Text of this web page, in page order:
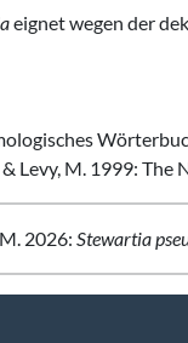
eignet wegen der
Levy, M. 1999:
2026: Stewartia